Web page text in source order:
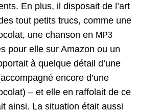
En plus, il dis­po­sait de l’art
tout petits trucs, comme une
une chan­son en MP3
pour elle sur Ama­zon ou un
à quelque détail d’une
encore d’une
– et elle en raf­fo­lait de ce
ain­si. La sit­u­a­tion était aus­si